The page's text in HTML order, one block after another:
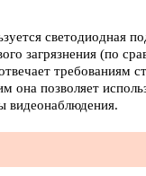
светодиодная
загрязнения (по
требованиям
она позволяет
видеонаблюдения.